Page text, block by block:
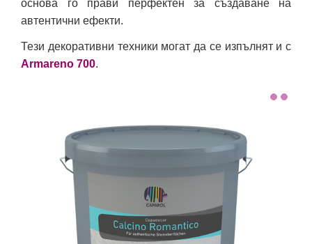
основа го прави перфектен за създаване на
автентични ефекти.
Тези декоративни техники могат да се изпълнят и с
Armareno 700.